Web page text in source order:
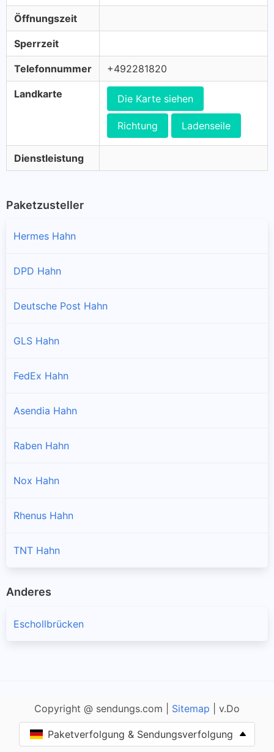
Öffnungszeit
Sperrzeit
Telefonnummer +492281820
Landkarte Die Karte siehen
Richtung Ladenseile
Dienstleistung
Paketzusteller
Hermes Hahn
DPD Hahn
Deutsche Post Hahn
GLS Hahn
FedEx Hahn
Asendia Hahn
Raben Hahn
Nox Hahn
Rhenus Hahn
TNT Hahn
Anderes
Eschollbrücken
Copyright @ sendungs.com | Sitemap | v.Do
Paketverfolgung & Sendungsverfolgung